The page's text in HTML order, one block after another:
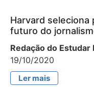
Harvard
futuro do
Redação do Estudar
19/10/2020
Ler mais